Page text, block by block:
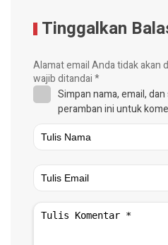
Tinggalkan
Alamat email Anda tidak akan
wajib ditandai*
Simpan nama, email,
peramban ini untuk